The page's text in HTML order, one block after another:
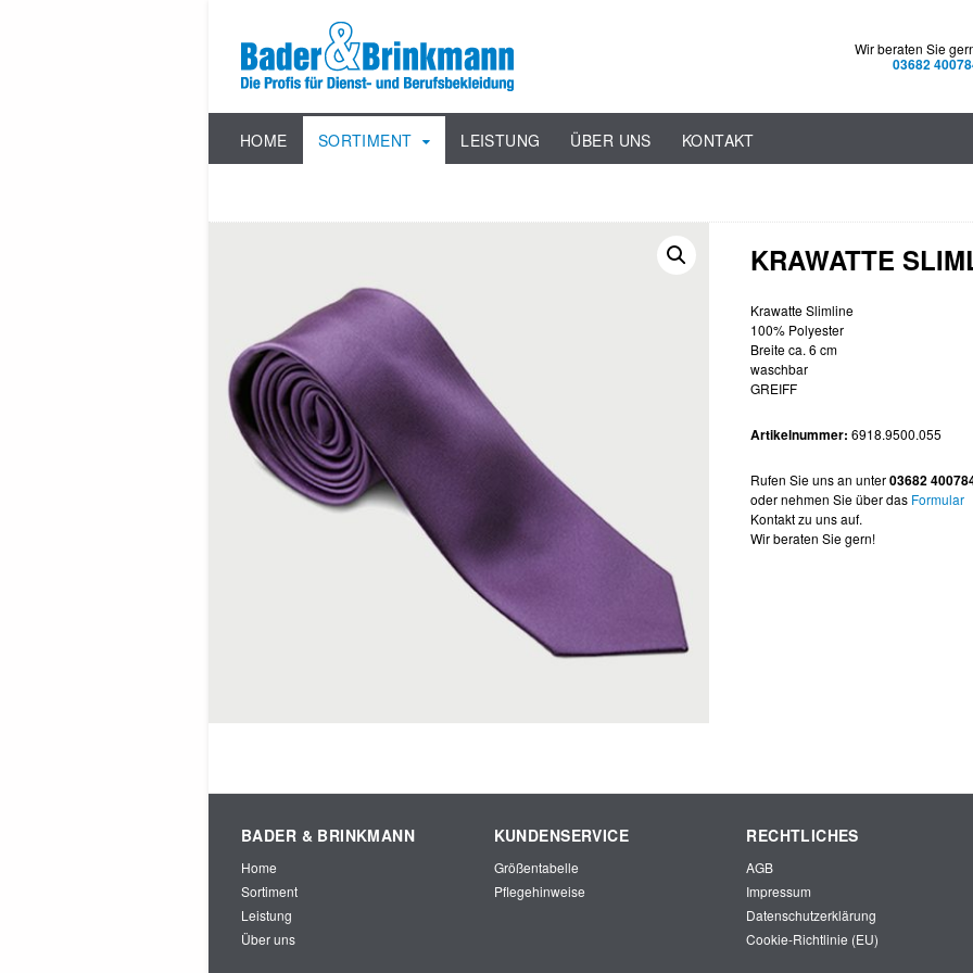
Wir beraten Sie
03682
HOME SORTIMENT LEISTUNG ÜBER UNS KONTAKT
KRAWATTE
Krawatte Slimline
100% Polyester
Breite ca. 6 cm
waschbar
GREIFF
Artikelnummer: 6918.9500.055
Rufen Sie uns an unter03682
oder nehmen Sie über das Formular
Kontakt zu uns auf.
Wir beraten Sie gern!
BADER & BRINKMANN
Home
Sortiment
Leistung
Über uns
KUNDENSERVICE
Größentabelle
Pflegehinweise
RECHTLICHES
AGB
Impressum
Datenschutzerklärung
Cookie-Richtlinie (EU)